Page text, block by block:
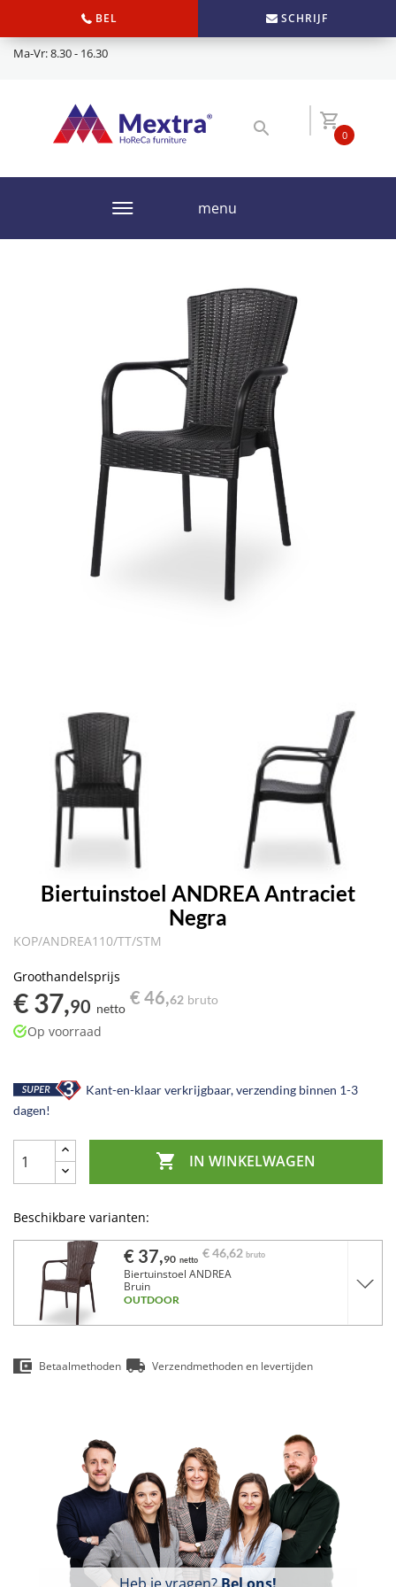
BEL SCHRIJF
Ma-Vr: 8.30 - 16.30
0
menu
Biertuinstoel ANDREA Antraciet
Negra
KOP/ANDREA110/TT/STM
Groothandelsprijs
€ 37,90 netto
€ 46,62 bruto
Op voorraad
Kant-en-klaar verkrijgbaar, verzending binnen 1-3
dagen!
 IN WINKELWAGEN
Beschikbare varianten:
€ 37,90 netto € 46,62 bruto
Biertuinstoel ANDREA
Bruin
OUTDOOR
Betaalmethoden Verzendmethoden en levertijden